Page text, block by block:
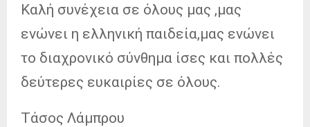
Καλή συνέχεια σε όλους μας ,μας
ενώνει η ελληνική παιδεία,μας ενώνει
το διαχρονικό σύνθημα ίσες και πολλές
δεύτερες ευκαιρίες σε όλους.
Τάσος Λάμπρου